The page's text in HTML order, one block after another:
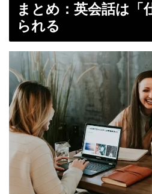
まとめ：英会話は「
られる